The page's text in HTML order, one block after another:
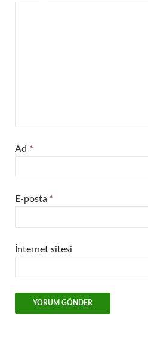
Ad *
E-posta *
İnternet sitesi